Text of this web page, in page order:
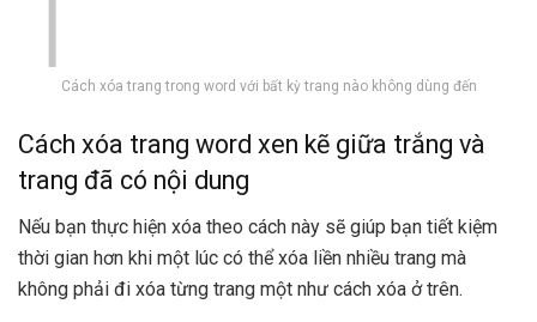
Cách xóa trang trong word với bất kỳ trang nào không dùng đến
Cách xóa trang word xen kẽ giữa trắng và
trang đã có nội dung
Nếu bạn thực hiện xóa theo cách này sẽ giúp bạn tiết kiệm
thời gian hơn khi một lúc có thể xóa liền nhiều trang mà
không phải đi xóa từng trang một như cách xóa ở trên.